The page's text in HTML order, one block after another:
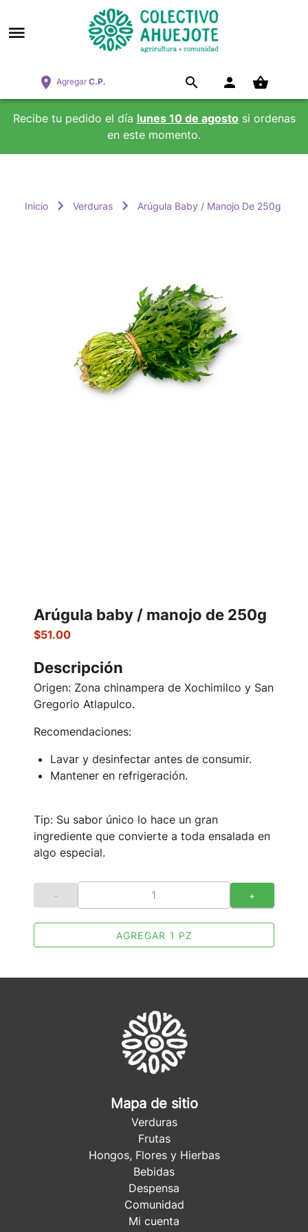
AgregarC.P.
Recibe tu pedido el día lunes 10 de agostosi ordenas
en este momento.
Inicio Verduras Arúgula Baby / Manojo De 250g
Arúgula baby / manojo de 250g
$51.00
Descripción
Origen: Zona chinampera de Xochimilco y San
Gregorio Atlapulco.
Recomendaciones:
Lavar y desinfectar antes de consumir.
Mantener en refrigeración.
Tip: Su sabor único lo hace un gran
ingrediente que convierte a toda ensalada en
algo especial.
- +
AGREGAR 1 PZ
Mapa de sitio
Verduras
Frutas
Hongos, Flores y Hierbas
Bebidas
Despensa
Comunidad
Mi cuenta